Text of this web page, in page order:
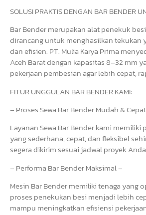
SOLUSI PRAKTIS DENGAN BAR BENDER
Bar Bender merupakan alat penekuk
dirancang untuk menghasilkan tekukan
dan efisien. PT. Mulia Karya Prima
Aceh Barat dengan kapasitas 8–32 mm
pekerjaan pembesian agar lebih cepat,
FITUR UNGGULAN BAR BENDER KAMI:
– Proses Sewa Bar Bender Mudah &
Layanan Sewa Bar Bender kami
yang sederhana, cepat, dan fleksibel
segera dikirim sesuai jadwal proyek
– Performa Bar Bender Maksimal –
Mesin Bar Bender memiliki tenaga yang
proses penekukan besi menjadi lebih
mampu meningkatkan efisiensi